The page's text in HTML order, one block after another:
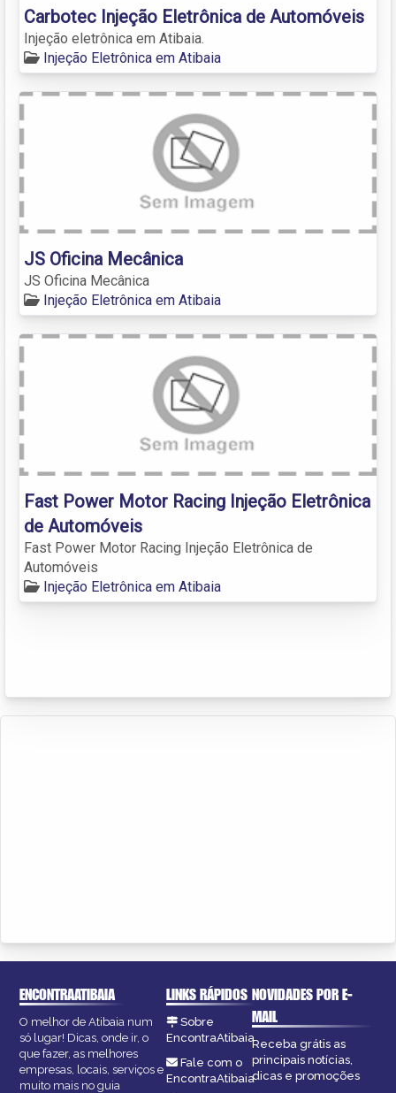
Carbotec Injeção Eletrônica de Automóveis
Injeção eletrônica em Atibaia.
Injeção Eletrônica em Atibaia
JS Oficina Mecânica
JS Oficina Mecânica
Injeção Eletrônica em Atibaia
Fast Power Motor Racing Injeção Eletrônica
de Automóveis
Fast Power Motor Racing Injeção Eletrônica de
Automóveis
Injeção Eletrônica em Atibaia
ENCONTRAATIBAIA
O melhor de Atibaia num
só lugar! Dicas, onde ir, o
que fazer, as melhores
empresas, locais, serviços e
muito mais no guia
LINKS RÁPIDOS
Sobre
EncontraAtibaia
Fale com o
EncontraAtibaia
NOVIDADES POR E-
MAIL
Receba grátis as
principais notícias,
dicas e promoções